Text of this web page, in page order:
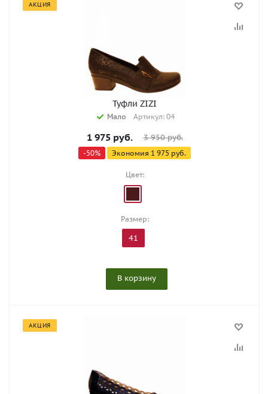
АКЦИЯ
Туфли ZIZI
Мало Артикул: 04
1 975руб. 3 950руб.
-50% Экономия 1 975 руб.
Цвет:
Размер:
41
В корзину
АКЦИЯ